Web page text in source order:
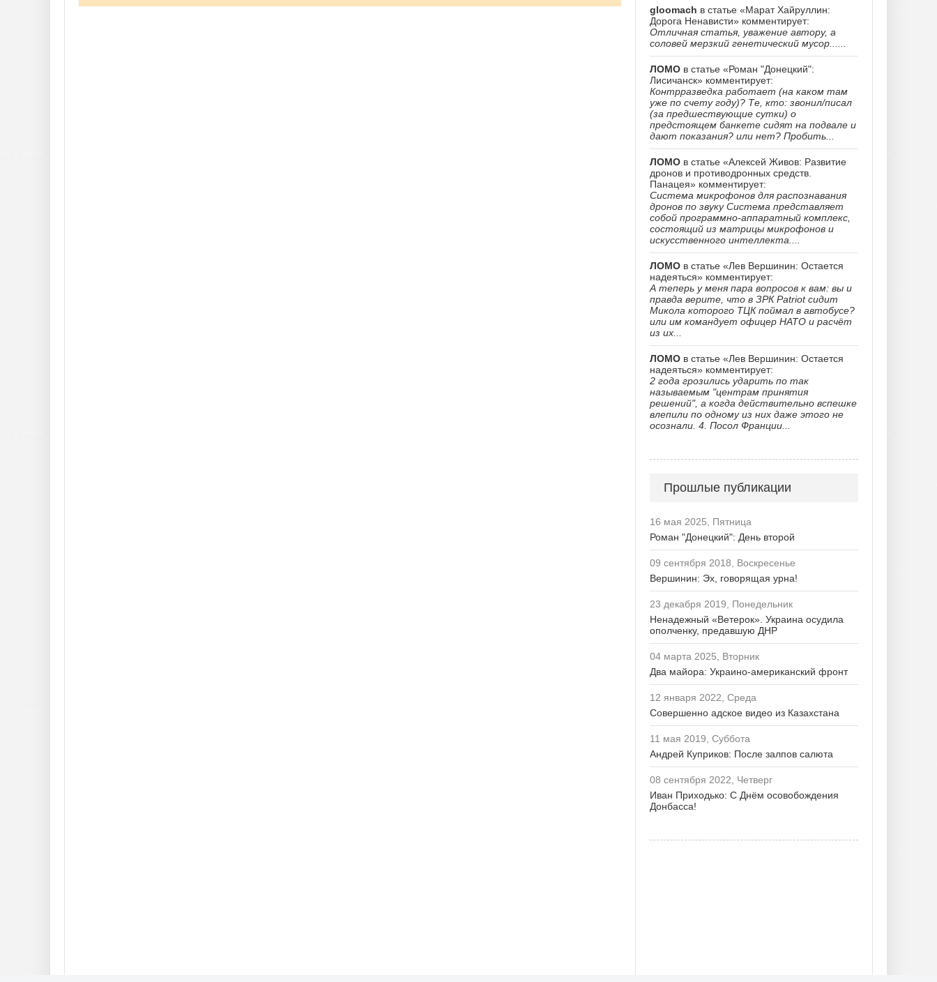
gloomach в статье «Марат Хайруллин:
Дорога Ненависти» комментирует:
Отличная статья, уважение автору, а
соловей мерзкий генетический мусор......
ЛОМО в статье «Роман "Донецкий":
Лисичанск» комментирует:
Контрразведка работает (на каком там
уже по счету году)? Те, кто: звонил/писал
(за предшествующие сутки) о
предстоящем банкете сидят на подвале и
дают показания? или нет? Пробить...
ЛОМО в статье «Алексей Живов: Развитие
дронов и противодронных средств.
Панацея» комментирует:
Система микрофонов для распознавания
дронов по звуку Система представляет
собой программно-аппаратный комплекс,
состоящий из матрицы микрофонов и
искусственного интеллекта....
ЛОМО в статье «Лев Вершинин: Остается
надеяться» комментирует:
А теперь у меня пара вопросов к вам: вы и
правда верите, что в ЗРК Patriot сидит
Микола которого ТЦК поймал в автобусе?
или им командует офицер НАТО и расчёт
из их...
ЛОМО в статье «Лев Вершинин: Остается
надеяться» комментирует:
2 года грозились ударить по так
называемым "центрам принятия
решений", а когда действительно вспешке
влепили по одному из них даже этого не
осознали. 4. Посол Франции...
Прошлые публикации
16 мая 2025, Пятница
Роман "Донецкий": День второй
09 сентября 2018, Воскресенье
Вершинин: Эх, говорящая урна!
23 декабря 2019, Понедельник
Ненадежный «Ветерок». Украина осудила
ополченку, предавшую ДНР
04 марта 2025, Вторник
Два майора: Украино-американский фронт
12 января 2022, Среда
Совершенно адское видео из Казахстана
11 мая 2019, Суббота
Андрей Куприков: После залпов салюта
08 сентября 2022, Четверг
Иван Приходько: С Днём осовобождения
Донбасса!